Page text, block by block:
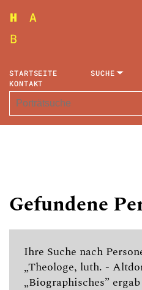
STARTSEITE SUCHE
KONTAKT
Gefundene
Ihre Suche nach
„Theologe, luth. -
„Biographisches”